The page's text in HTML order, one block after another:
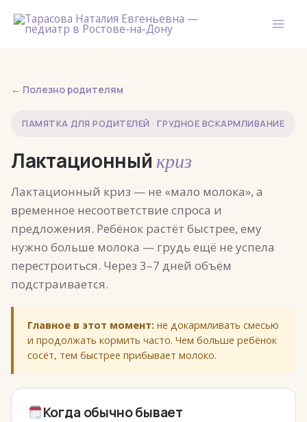
← Полезно родителям
ПАМЯТКА ДЛЯ РОДИТЕЛЕЙ · ГРУДНОЕ ВСКАРМЛИВАНИЕ
Лактационный криз
Лактационный криз — не «мало молока», а
временное несоответствие спроса и
предложения. Ребёнок растёт быстрее, ему
нужно больше молока — грудь ещё не успела
перестроиться. Через 3–7 дней объём
подстраивается.
Главное в этот момент: не докармливать смесью
и продолжать кормить часто. Чем больше ребёнок
сосёт, тем быстрее прибывает молоко.
Когда обычно бывает